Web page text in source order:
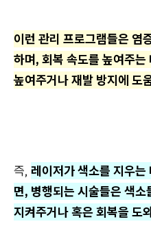
이런 관리 프로그램들은 염
하며, 회복 속도를 높여주
높여주거나 재발 방지에 도
즉, 레이저가 색소를 지우
면, 병행되는 시술들은 색
지켜주거나 혹은 회복을 도